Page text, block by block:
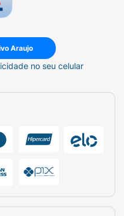
Araujo
no seu celular